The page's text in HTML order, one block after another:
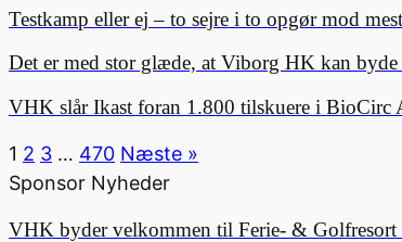
Testkamp eller ej – to sejre i to opgør mod
Det er med stor glæde, at Viborg HK kan
VHK slår Ikast foran 1.800 tilskuere i BioCirc
1 2 3 … 470 Næste »
Sponsor Nyheder
VHK byder velkommen til Ferie- &